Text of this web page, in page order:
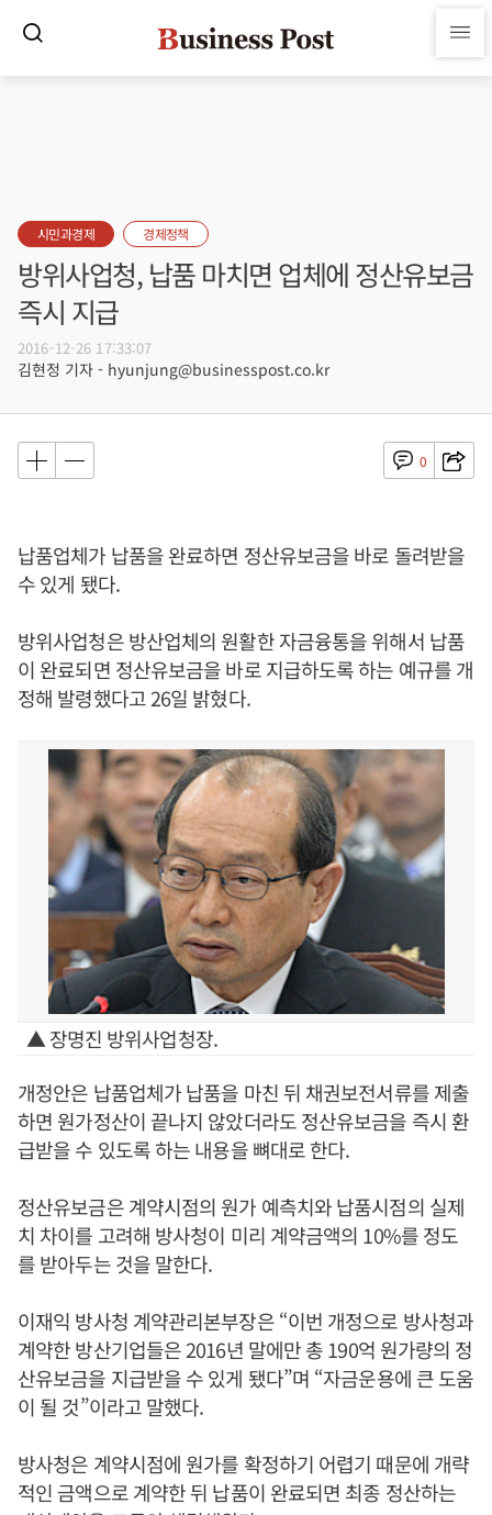
시민과경제 경제정책
방위사업청, 납품 마치면 업체에 정산유보금
즉시 지급
2016-12-26 17:33:07
김현정 기자 - hyunjung@businesspost.co.kr
0
납품업체가 납품을 완료하면 정산유보금을 바로 돌려받을
수 있게 됐다.
방위사업청은 방산업체의 원활한 자금융통을 위해서 납품
이 완료되면 정산유보금을 바로 지급하도록 하는 예규를 개
정해 발령했다고 26일 밝혔다.
▲ 장명진 방위사업청장.
개정안은 납품업체가 납품을 마친 뒤 채권보전서류를 제출
하면 원가정산이 끝나지 않았더라도 정산유보금을 즉시 환
급받을 수 있도록 하는 내용을 뼈대로 한다.
정산유보금은 계약시점의 원가 예측치와 납품시점의 실제
치 차이를 고려해 방사청이 미리 계약금액의 10%를 정도
를 받아두는 것을 말한다.
이재익 방사청 계약관리본부장은 “이번 개정으로 방사청과
계약한 방산기업들은 2016년 말에만 총 190억 원가량의 정
산유보금을 지급받을 수 있게 됐다”며 “자금운용에 큰 도움
이 될 것”이라고 말했다.
방사청은 계약시점에 원가를 확정하기 어렵기 때문에 개략
적인 금액으로 계약한 뒤 납품이 완료되면 최종 정산하는